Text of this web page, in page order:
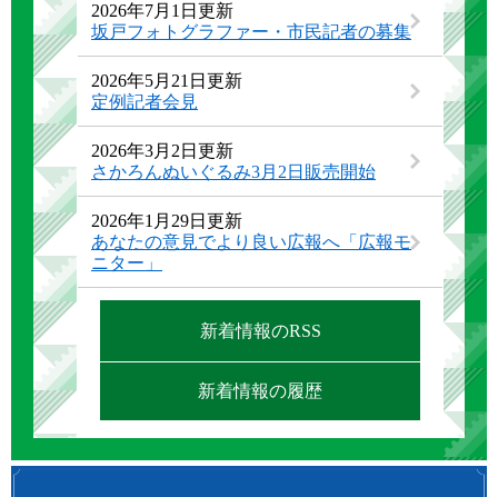
2026年7月1日更新
坂戸フォトグラファー・市民記者の募集
2026年5月21日更新
定例記者会見
2026年3月2日更新
さかろんぬいぐるみ3月2日販売開始
2026年1月29日更新
あなたの意見でより良い広報へ「広報モ
ニター」
新着情報のRSS
新着情報の履歴